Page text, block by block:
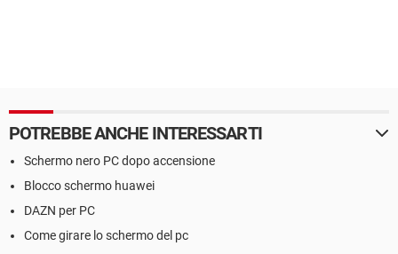
POTREBBE ANCHE INTERESSARTI
Schermo nero PC dopo accensione
Blocco schermo huawei
DAZN per PC
Come girare lo schermo del pc